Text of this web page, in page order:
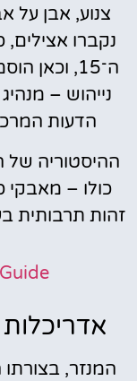
צנוע, אבן על
נקברו אצילים,
נייהוש –
הדעות
ההיסטוריה
כולו – מאבקי
זהות תרבותית
המנזר,